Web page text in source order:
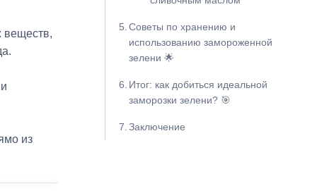
веществ,
из
Советы по хранению и
использованию замороженной
зелени 🌟
Итог: как добиться идеальной
заморозки зелени? 🎯
Заключение